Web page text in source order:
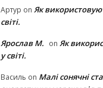
Артур on Як
світі.
Ярослав М. on Як
у світі.
Василь on Малі сонячні